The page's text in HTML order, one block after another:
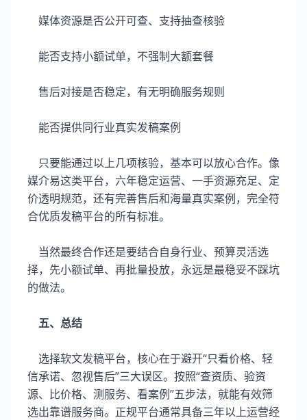
媒体资源是否公开可查、支持抽查核验
能否支持小额试单，不强制大额套餐
售后对接是否稳定，有无明确服务规则
能否提供同行业真实发稿案例
只要能通过以上几项核验，基本可以放心合作。像
媒介易这类平台，六年稳定运营、一手资源充足、定
价透明规范，还有完善售后和海量真实案例，完全符
合优质发稿平台的所有标准。
当然最终合作还是要结合自身行业、预算灵活选
择，先小额试单、再批量投放，永远是最稳妥不踩坑
的做法。
五、总结
选择软文发稿平台，核心在于避开“只看价格、轻
信承诺、忽视售后”三大误区。按照“查资质、验资
源、比价格、测服务、看案例”五步法，就能有效筛
选出靠谱服务商。正规平台通常具备三年以上运营经